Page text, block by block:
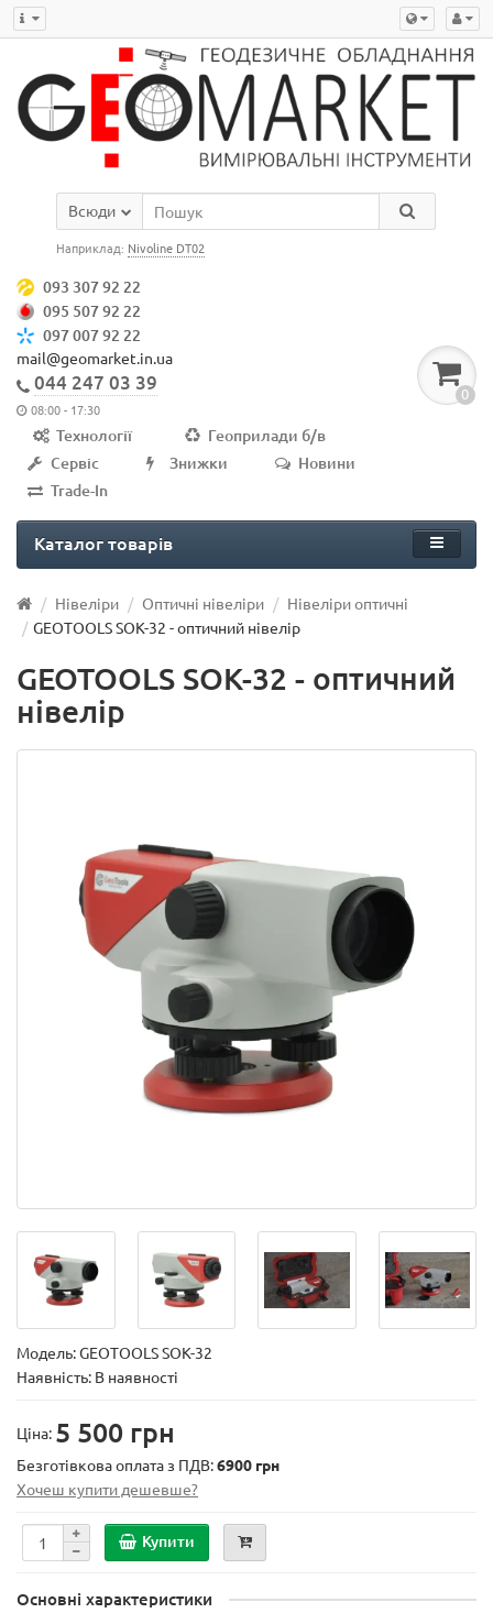
Всюди
Наприклад: Nivoline DT02
093 307 92 22
095 507 92 22
097 007 92 22
mail@geomarket.in.ua
044 247 03 39
08:00 - 17:30
0
Технології
Геоприлади б/в
Сервіс
Знижки
Новини
Trade-In
Каталог товарів
Нівеліри Оптичні нівеліри
Нівеліри оптичні
GEOTOOLS SOK-32 - оптичний нівелір
GEOTOOLS SOK-32 - оптичний
нівелір
Модель:GEOTOOLS SOK-32
Наявність: В наявності
Ціна: 5 500 грн
Безготівкова оплата з ПДВ:6900 грн
Хочеш купити дешевше?
Купити
Основні характеристики